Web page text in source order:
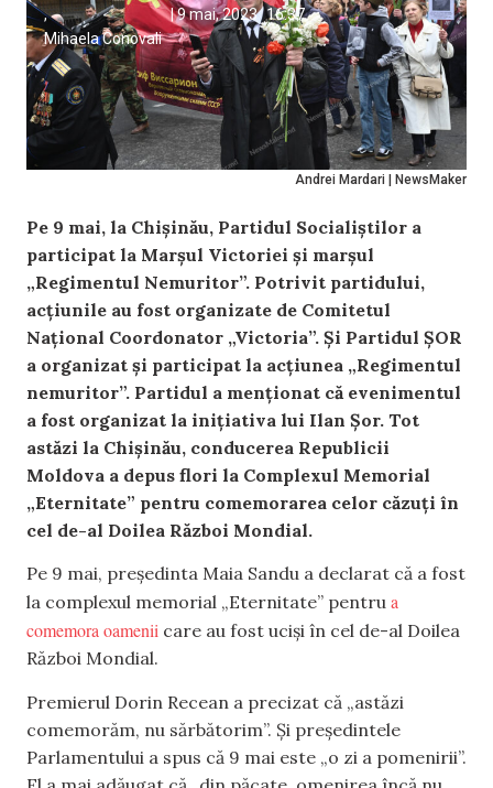
Andrei Mardari | NewsMaker
,
Mihaela Conovali
|9 mai, 2023 16:37
Pe 9 mai, la Chișinău, Partidul Socialiștilor a
participat la Marșul Victoriei și marșul
„Regimentul Nemuritor”. Potrivit partidului,
acțiunile au fost organizate de Comitetul
Național Coordonator „Victoria”. Și Partidul ȘOR
a organizat și participat la acțiunea „Regimentul
nemuritor”. Partidul a menționat că evenimentul
a fost organizat la inițiativa lui Ilan Șor. Tot
astăzi la Chișinău, conducerea Republicii
Moldova a depus flori la Complexul Memorial
„Eternitate” pentru comemorarea celor căzuți în
cel de-al Doilea Război Mondial.
Pe 9 mai, președinta Maia Sandu a declarat că a fost
la complexul memorial „Eternitate” pentru a
comemora oamenii care au fost uciși în cel de-al Doilea
Război Mondial.
Premierul Dorin Recean a precizat că „astăzi
comemorăm, nu sărbătorim”. Și președintele
Parlamentului a spus că 9 mai este „o zi a pomenirii”.